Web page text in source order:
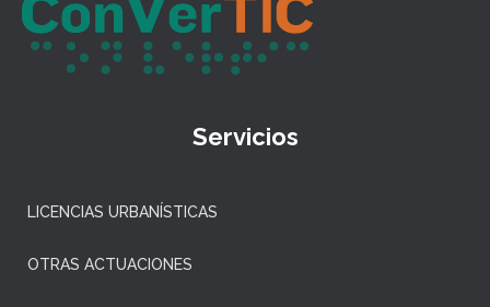
Servicios
LICENCIAS URBANÍSTICAS
OTRAS ACTUACIONES